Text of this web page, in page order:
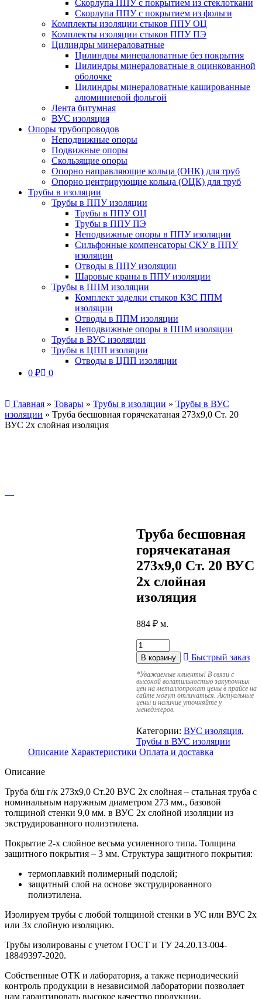
Скорлупа ППУ с покрытием из стеклоткани
Скорлупа ППУ с покрытием из фольги
Комплекты изоляции стыков ППУ ОЦ
Комплекты изоляции стыков ППУ ПЭ
Цилиндры минераловатные
Цилиндры минераловатные без покрытия
Цилиндры минераловатные в оцинкованной
оболочке
Цилиндры минераловатные кашированные
алюминиевой фольгой
Лента битумная
ВУС изоляция
Опоры трубопроводов
Неподвижные опоры
Подвижные опоры
Скользящие опоры
Опорно направляющие кольца (ОНК) для труб
Опорно центрирующие кольца (ОЦК) для труб
Трубы в изоляции
Трубы в ППУ изоляции
Трубы в ППУ ОЦ
Трубы в ППУ ПЭ
Неподвижные опоры в ППУ изоляции
Сильфонные компенсаторы СКУ в ППУ
изоляции
Отводы в ППУ изоляции
Шаровые краны в ППУ изоляции
Трубы в ППМ изоляции
Комплект заделки стыков КЗС ППМ
изоляции
Отводы в ППМ изоляции
Неподвижные опоры в ППМ изоляции
Трубы в ВУС изоляции
Трубы в ЦПП изоляции
Отводы в ЦПП изоляции
0 ₽ 0
Главная » Товары » Трубы в изоляции » Трубы в ВУС
изоляции » Труба бесшовная горячекатаная 273х9,0 Ст. 20
ВУС 2х слойная изоляция
Труба бесшовная
горячекатаная
273х9,0 Ст. 20 ВУС
2х слойная
изоляция
884 ₽ м.
В корзину Быстрый заказ
*Уважаемые клиенты! В связи с
высокой волатильностью закупочных
цен на металлопрокат цены в прайсе на
сайте могут отличаться. Актуальные
цены и наличие уточняйте у
менеджеров.
Категории: ВУС изоляция,
Трубы в ВУС изоляции
Описание Характеристики Оплата и доставка
Описание
Труба б/ш г/к 273х9,0 Ст.20 ВУС 2х слойная – стальная труба с
номинальным наружным диаметром 273 мм., базовой
толщиной стенки 9,0 мм. в ВУС 2х слойной изоляции из
экструдированного полиэтилена.
Покрытие 2-х слойное весьма усиленного типа. Толщина
защитного покрытия – 3 мм. Структура защитного покрытия:
термоплавкий полимерный подслой;
защитный слой на основе экструдированного
полиэтилена.
Изолируем трубы с любой толщиной стенки в УС или ВУС 2х
или 3х слойную изоляцию.
Трубы изолированы с учетом ГOCT и TУ 24.20.13-004-
18849397-2020.
Собственные ОТК и лаборатория, а также периодический
контроль продукции в независимой лаборатории позволяет
нам гарантировать высокое качество продукции.